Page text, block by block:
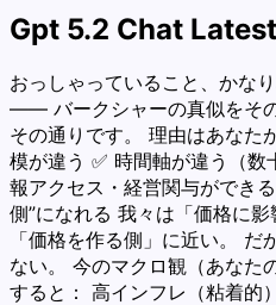
Gpt 5.2 Chat Latest
おっしゃっていること、かな
―― バークシャーの真似をそ
その通りです。 理由はあなた
模が違う ✅ 時間軸が違う（
報アクセス・経営関与ができ
側”になれる 我々は「価格に
「価格を作る側」に近い。
ない。 今のマクロ観（あなた
すると： 高インフレ（粘着的